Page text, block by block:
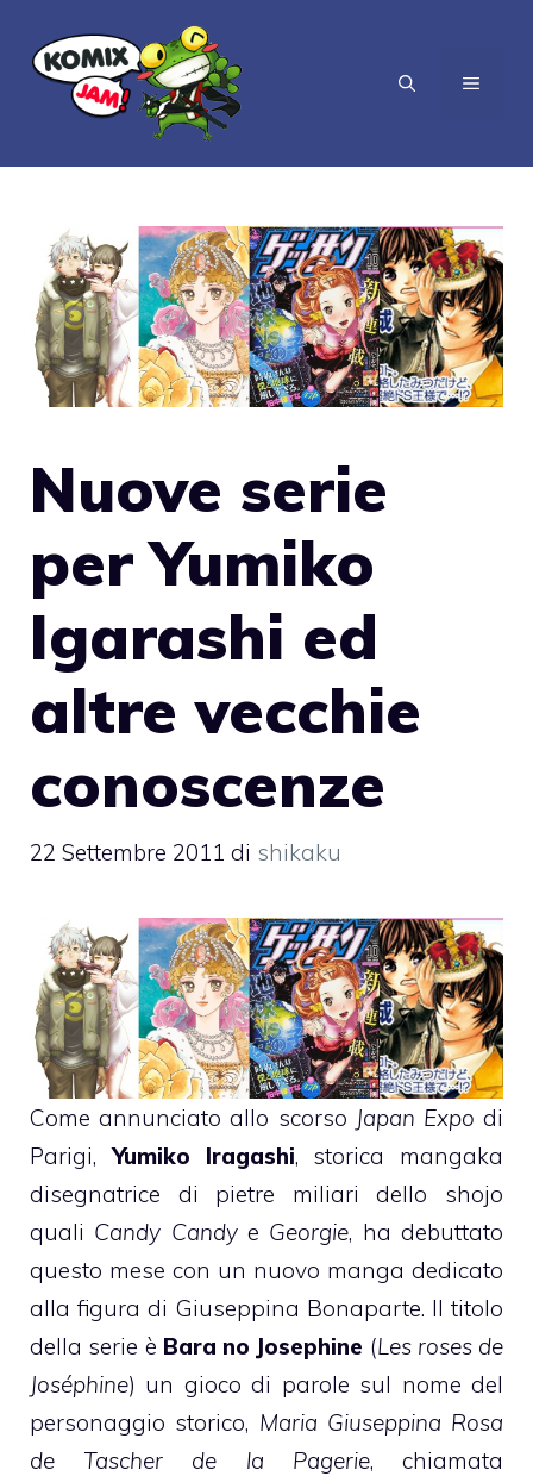
contenuto
MENU
Nuove serie
per Yumiko
Igarashi ed
altre vecchie
conoscenze
22 Settembre 2011 di shikaku
Come annunciato allo scorso Japan Expo di
Parigi,Yumiko Iragashi, storica mangaka
disegnatrice di pietre miliari dello shojo
quali Candy Candye Georgie, ha debuttato
questo mese con un nuovo manga dedicato
alla figura di Giuseppina Bonaparte. Il titolo
della serie è Bara no Josephine (Les roses de
Joséphine) un gioco di parole sul nome del
personaggio storico, Maria Giuseppina Rosa
de Tascher de la Pagerie, chiamata